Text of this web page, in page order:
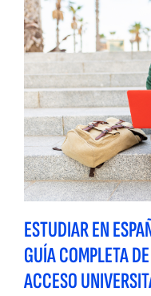
ESTUDIAR EN
GUÍA COMPLETA
ACCESO